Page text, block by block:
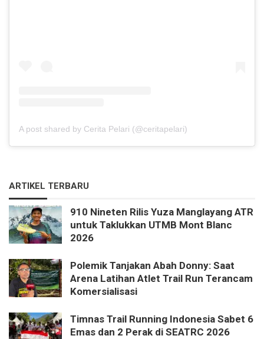
A post shared by Cerita Pelari (@ceritapelari)
ARTIKEL TERBARU
910 Nineten Rilis Yuza Manglayang ATR
untuk Taklukkan UTMB Mont Blanc
2026
Polemik Tanjakan Abah Donny: Saat
Arena Latihan Atlet Trail Run Terancam
Komersialisasi
Timnas Trail Running Indonesia Sabet 6
Emas dan 2 Perak di SEATRC 2026